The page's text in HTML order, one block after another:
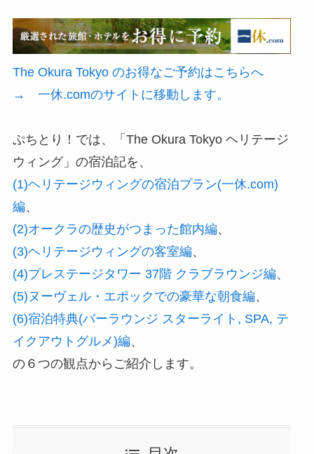
The Okura Tokyo のお得なご予約はこちらへ
→ 一休.comのサイトに移動します。
ぷちとり！では、「The Okura Tokyo ヘリテージ
ウィング」の宿泊記を、
(1)ヘリテージウィングの宿泊プラン(一休.com)
編、
(2)オークラの歴史がつまった館内編、
(3)ヘリテージウィングの客室編、
(4)プレステージタワー 37階 クラブラウンジ編、
(5)ヌーヴェル・エポックでの豪華な朝食編、
(6)宿泊特典(バーラウンジ スターライト, SPA, テ
イクアウトグルメ)編、
の６つの観点からご紹介します。